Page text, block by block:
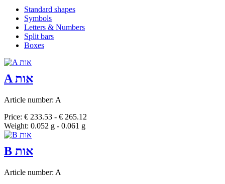
Standard shapes
Symbols
Letters & Numbers
Split bars
Boxes
A אות
Article number: A
Price: € 233.53 - € 265.12
Weight: 0.052 g - 0.061 g
B אות
Article number: A